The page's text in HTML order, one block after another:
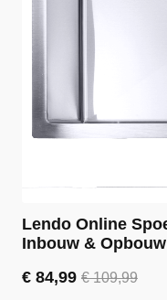
Lendo Online
Inbouw & Opbouw
€109,99
Oorspronkelijke
€ 84,99
Huidige